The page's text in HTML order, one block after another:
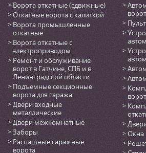
Ворота откатные (сдвижные)
Откатные ворота с калиткой
Ворота промышленные
откатные
Ворота откатные с
электроприводом
Ремонт и обслуживание
ворот в Гатчине, СПБ и в
Ленинградской области
Подъемные секционные
ворота для гаража
Двери входные
металлические
Двери межкомнатные
Заборы
Распашные гаражные
ворота
ворот
ворот
Окна